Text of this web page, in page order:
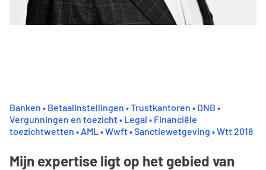
Banken • Betaalinstellingen • Trustkantoren • DNB •
Vergunningen en toezicht • Legal • Financiële
toezichtwetten • AML • Wwft • Sanctiewetgeving • Wtt 2018
Mijn expertise ligt op het gebied van